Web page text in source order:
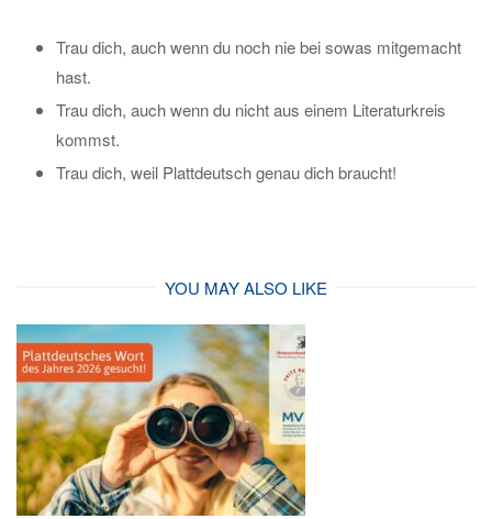
Trau dich, auch wenn du noch nie bei sowas mitgemacht
hast.
Trau dich, auch wenn du nicht aus einem Literaturkreis
kommst.
Trau dich, weil Plattdeutsch genau dich braucht!
YOU MAY ALSO LIKE